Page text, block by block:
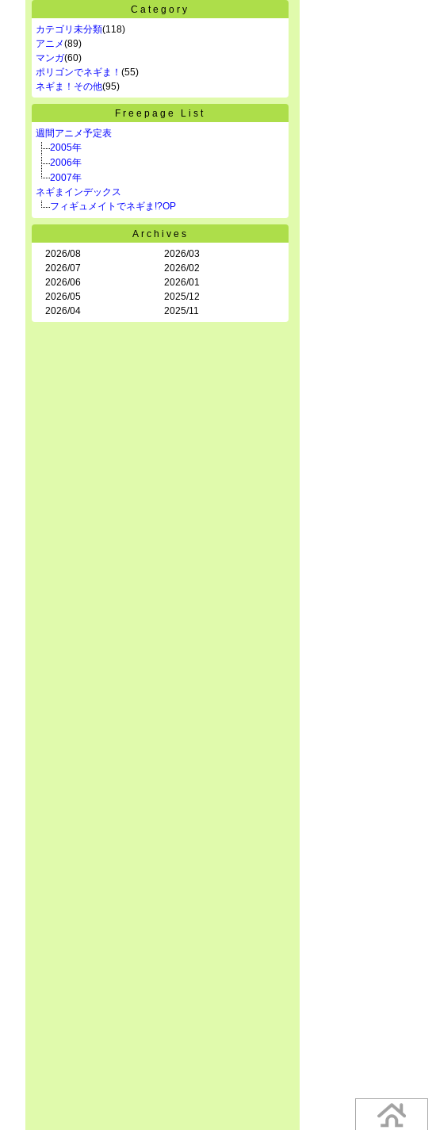
Category
カテゴリ未分類(118)
アニメ(89)
マンガ(60)
ポリゴンでネギま！ (55)
ネギま！その他(95)
Freepage List
週間アニメ予定表
2005年
2006年
2007年
ネギまインデックス
フィギュメイトでネギま!?OP
Archives
2026/08
2026/07
2026/06
2026/05
2026/04
2026/03
2026/02
2026/01
2025/12
2025/11